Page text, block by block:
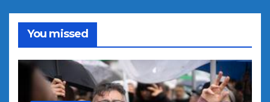
You missed